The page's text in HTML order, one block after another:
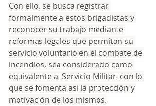
Con ello, se busca registrar
formalmente a estos brigadistas y
reconocer su trabajo mediante
reformas legales que permitan su
servicio voluntario en el combate de
incendios, sea considerado como
equivalente al Servicio Militar, con lo
que se fomenta así la protección y
motivación de los mismos.